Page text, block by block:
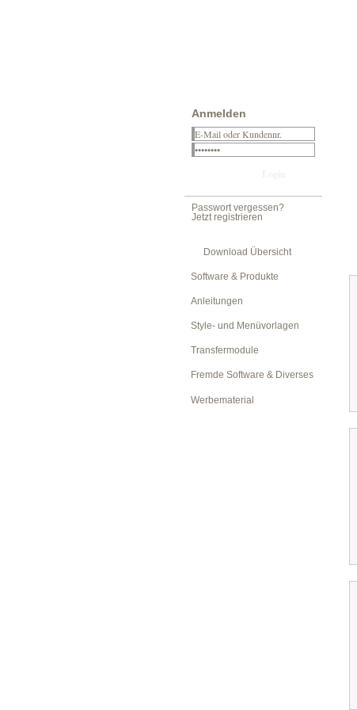
Anmelden
Passwort vergessen?
Jetzt registrieren
Download Übersicht
Software & Produkte
Anleitungen
Style- und Menüvorlagen
Transfermodule
Fremde Software & Diverses
Werbematerial